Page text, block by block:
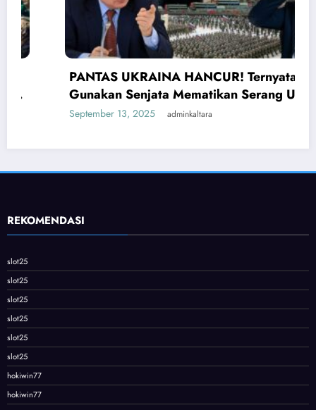
PANTAS UKRAINA HANCUR! Ternyata Rusia
Gunakan Senjata Mematikan Serang Ukraina
September 13, 2025 adminkaltara
REKOMENDASI
slot25
slot25
slot25
slot25
slot25
slot25
hokiwin77
hokiwin77